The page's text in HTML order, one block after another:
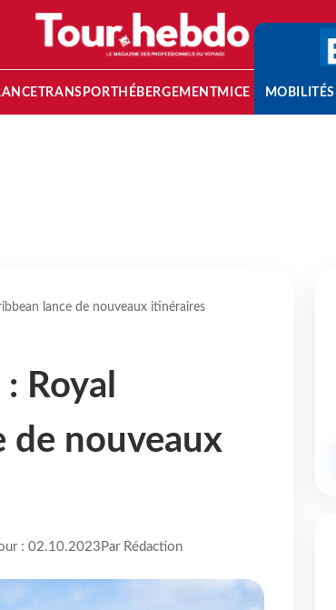
TRANSPORT HÉBERGEMENTMICE MOBILITÉS
lance de nouveaux itinéraires
Royal
de nouveaux
: 02.10.2023 Par Rédaction